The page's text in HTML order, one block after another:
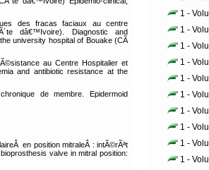
des fracas faciaux au centre
dâ€™Ivoire). Diagnostic and
university hospital of Bouake (CÃ
au Centre Hospitalier et
and antibiotic resistance at the
de membre. Epidermoid
en position mitraleÂ : intÃ©rÃªt
valve in mitral position:
1 -
1 -
1 -
1 -
1 -
1 -
1 -
1 -
1 -
1 -